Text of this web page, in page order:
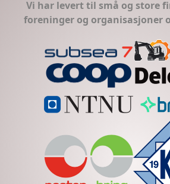
Vi har levert til små og store
foreninger og organisasjoner